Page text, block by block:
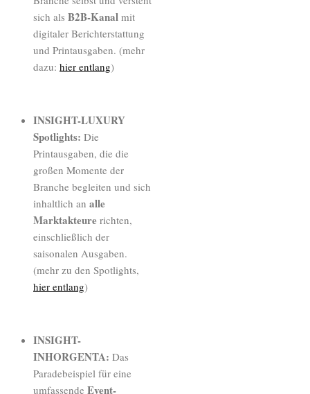
sich als B2B-Kanal mit
digitaler Berichterstattung
und Printausgaben. (mehr
dazu: hier entlang)
INSIGHT-LUXURY
Spotlights: Die
Printausgaben, die die
großen Momente der
Branche begleiten und sich
inhaltlich an alle
Marktakteure richten,
einschließlich der
saisonalen Ausgaben.
(mehr zu den Spotlights,
hier entlang)
INSIGHT-
INHORGENTA: Das
Paradebeispiel für eine
umfassende Event-